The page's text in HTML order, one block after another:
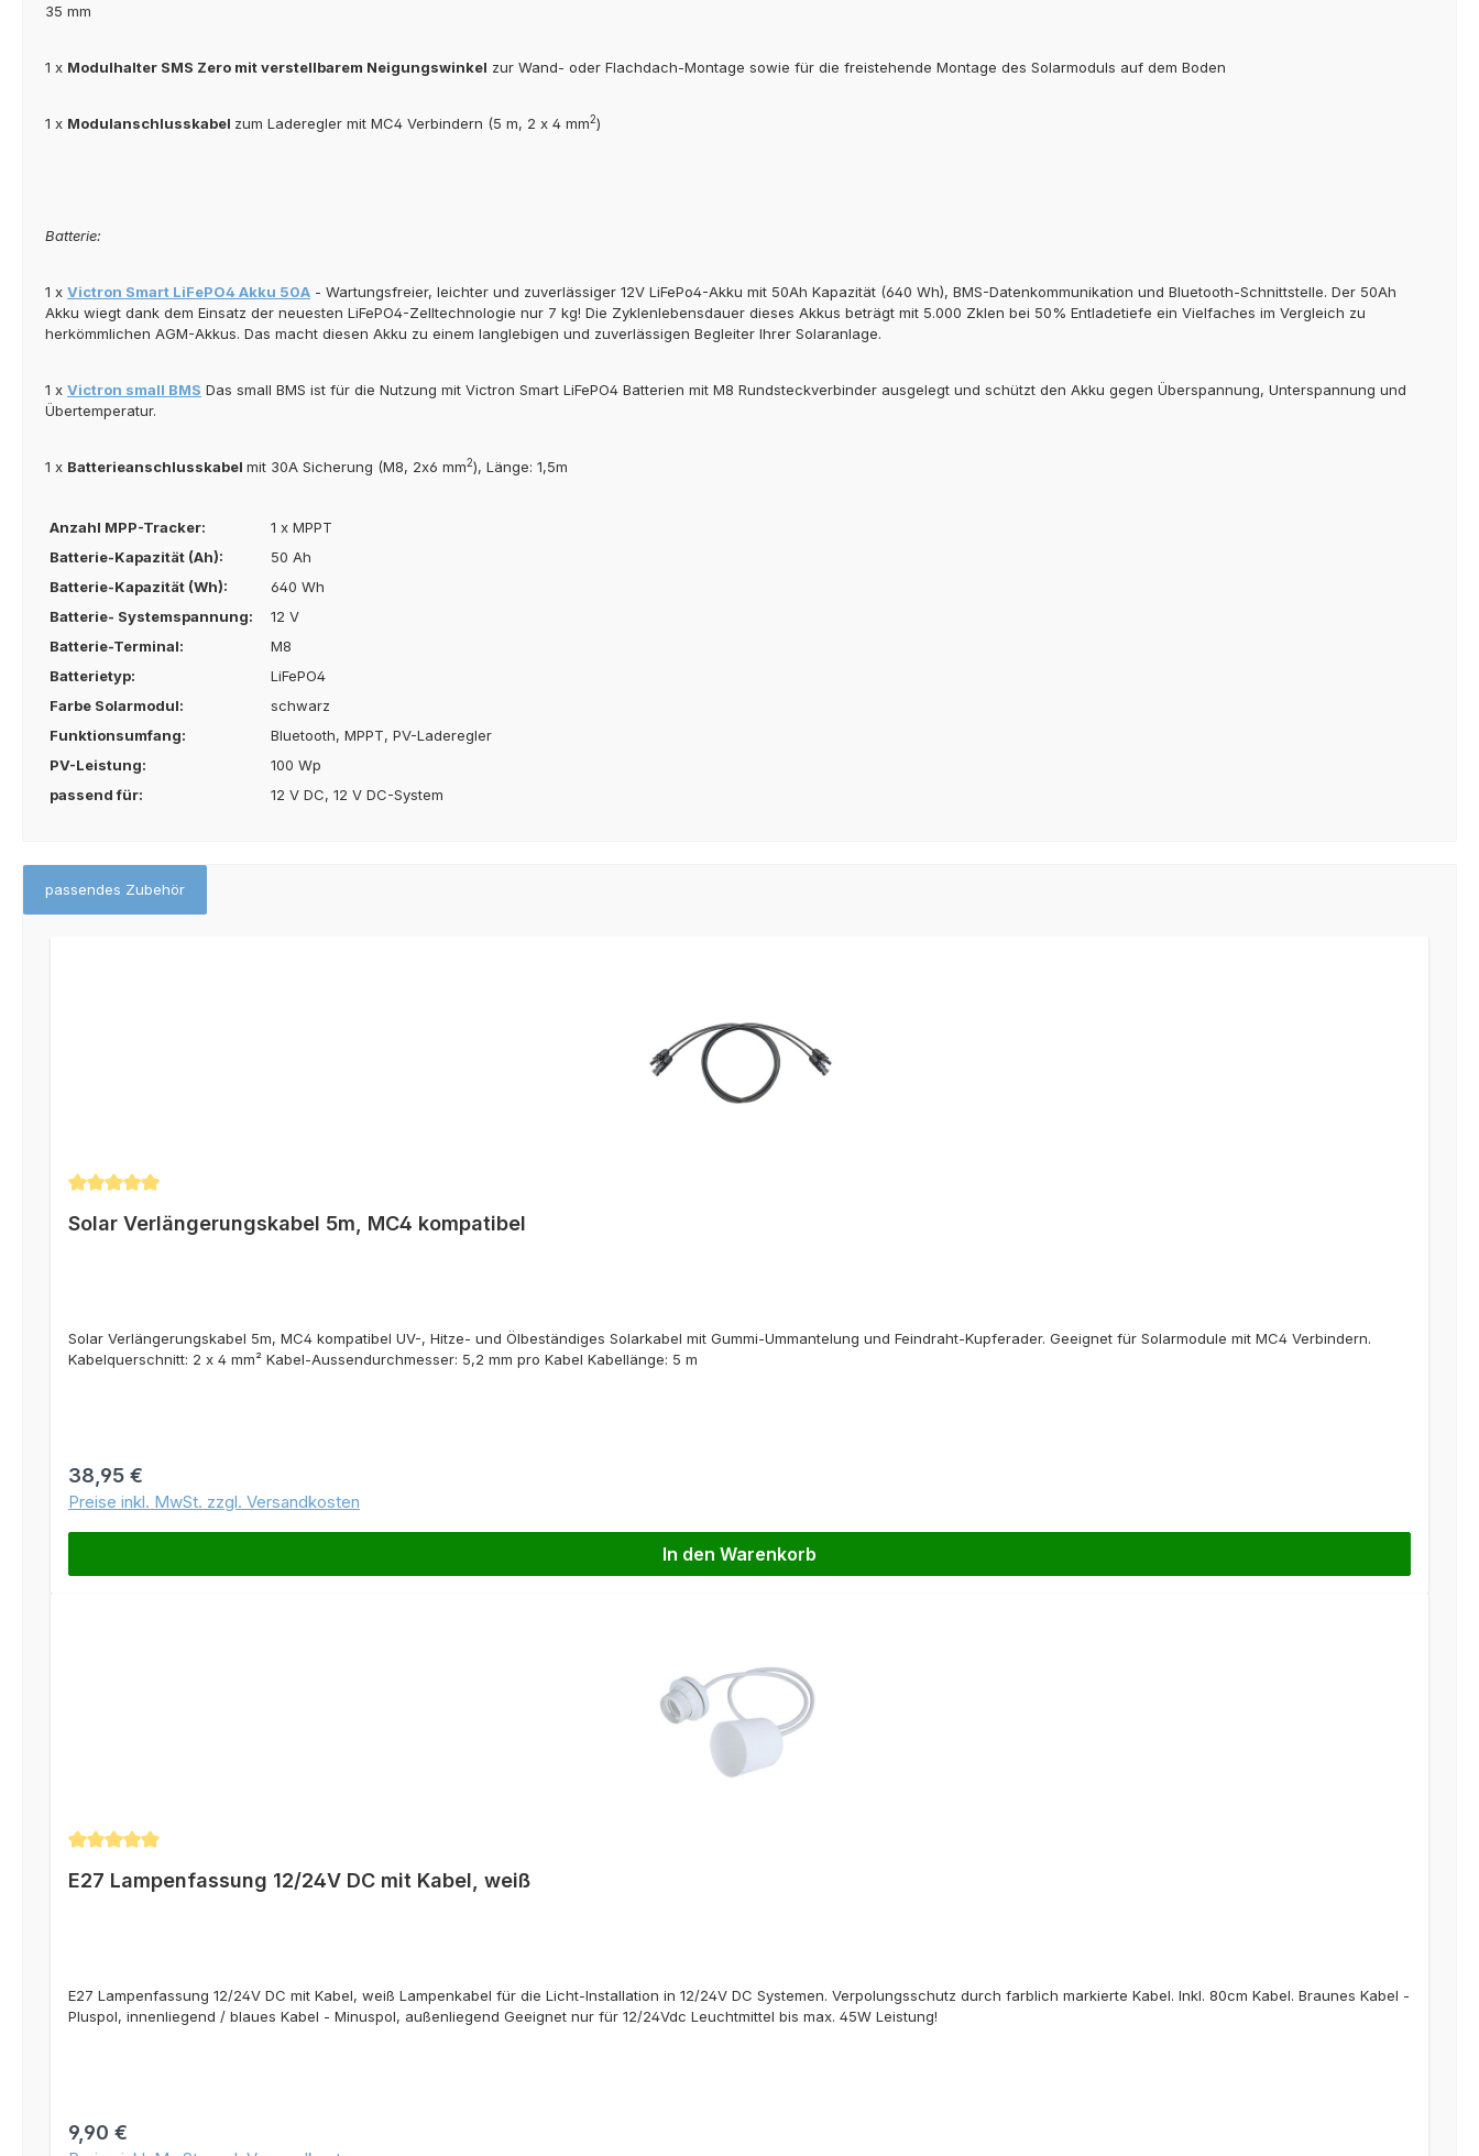
35 mm
1 x Modulhalter SMS Zero mit verstellbarem Neigungswinkel zur Wand- oder Flachdach-Montage sowie für die freistehende Montage des Solarmoduls auf dem Boden
1 x Modulanschlusskabel zum Laderegler mit MC4 Verbindern (5 m, 2 x 4 mm2)
Batterie:
1 x Victron Smart LiFePO4 Akku 50A - Wartungsfreier, leichter und zuverlässiger 12V LiFePo4-Akku mit 50Ah Kapazität (640 Wh), BMS-Datenkommunikation und Bluetooth-Schnittstelle. Der 50Ah
Akku wiegt dank dem Einsatz der neuesten LiFePO4-Zelltechnologie nur 7 kg! Die Zyklenlebensdauer dieses Akkus beträgt mit 5.000 Zklen bei 50% Entladetiefe ein Vielfaches im Vergleich zu
herkömmlichen AGM-Akkus. Das macht diesen Akku zu einem langlebigen und zuverlässigen Begleiter Ihrer Solaranlage.
1 x Victron small BMS Das small BMS ist für die Nutzung mit Victron Smart LiFePO4 Batterien mit M8 Rundsteckverbinder ausgelegt und schützt den Akku gegen Überspannung, Unterspannung und
Übertemperatur.
1 x Batterieanschlusskabel mit 30A Sicherung (M8, 2x6 mm2), Länge: 1,5m
Anzahl MPP-Tracker:
1 x MPPT
Batterie-Kapazität (Ah):
50 Ah
Batterie-Kapazität (Wh):
640 Wh
Batterie- Systemspannung:
12 V
Batterie-Terminal:
M8
Batterietyp:
LiFePO4
Farbe Solarmodul:
schwarz
Funktionsumfang:
Bluetooth, MPPT, PV-Laderegler
PV-Leistung:
100 Wp
passend für:
12 V DC, 12 V DC-System
passendes Zubehör
Solar Verlängerungskabel 5m, MC4 kompatibel
Solar Verlängerungskabel 5m, MC4 kompatibel UV-, Hitze- und Ölbeständiges Solarkabel mit Gummi-Ummantelung und Feindraht-Kupferader. Geeignet für Solarmodule mit MC4 Verbindern.
Kabelquerschnitt: 2 x 4 mm² Kabel-Aussendurchmesser: 5,2 mm pro Kabel Kabellänge: 5 m
Regulärer Preis:
38,95 €
Preise inkl. MwSt. zzgl. Versandkosten
In den Warenkorb
E27 Lampenfassung 12/24V DC mit Kabel, weiß
E27 Lampenfassung 12/24V DC mit Kabel, weiß Lampenkabel für die Licht-Installation in 12/24V DC Systemen. Verpolungsschutz durch farblich markierte Kabel. Inkl. 80cm Kabel. Braunes Kabel -
Pluspol, innenliegend / blaues Kabel - Minuspol, außenliegend Geeignet nur für 12/24Vdc Leuchtmittel bis max. 45W Leistung!
Regulärer Preis:
9,90 €